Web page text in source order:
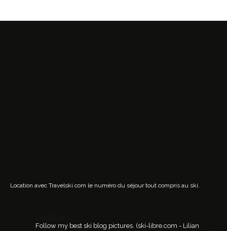
Location avec Travelski.com le numéro du séjour tout compris au ski.
Follow my best ski blog pictures. (ski-libre.com - Lilian